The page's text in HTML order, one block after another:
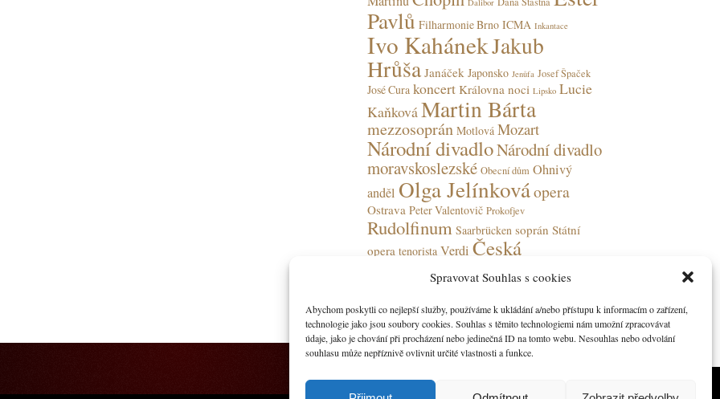
Spravovat Souhlas s cookies
Abychom poskytli co nejlepší služby, používáme k ukládání a/nebo přístupu k informacím o zařízení,
technologie jako jsou soubory cookies. Souhlas s těmito technologiemi nám umožní zpracovávat
údaje, jako je chování při procházení nebo jedinečná ID na tomto webu. Nesouhlas nebo odvolání
souhlasu může nepříznivě ovlivnit určité vlastnosti a funkce.
Dalibor
Pavlů Filharmonie Brno ICMA Inkantace
Ivo KahánekJakub
Hrůša Janáček Japonsko Jenůfa Josef Špaček
José Cura koncert Královna noci Lipsko Lucie
KaňkováMartin Bárta
mezzosoprán Motlová Mozart
Národní divadloNárodní divadlo
moravskoslezské Obecní dům Ohnivý
anděl Olga Jelínkováopera
Ostrava Peter Valentovič Prokofjev
Rudolfinum Saarbrücken soprán Státní
opera tenorista Verdi Česká
filharmonie